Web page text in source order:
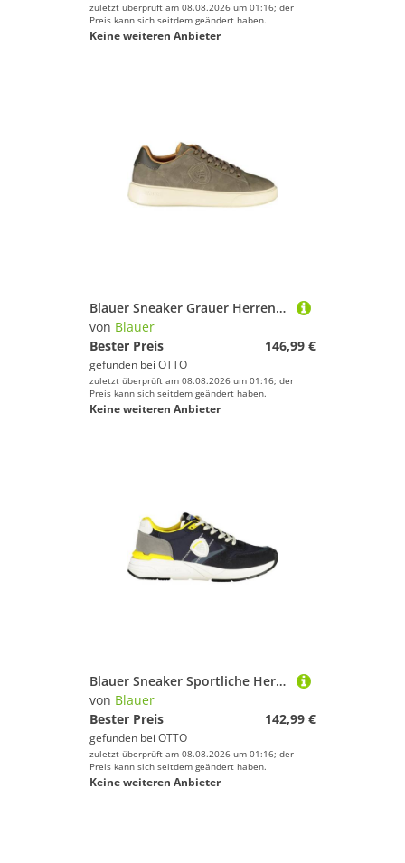
zuletzt überprüft am 08.08.2026 um 01:16; der
Preis kann sich seitdem geändert haben.
Keine weiteren Anbieter
Blauer Sneaker Grauer Herrensportschuh mit Schnürsenkeln und
von Blauer
Bester Preis
146,99 €
gefunden bei OTTO
zuletzt überprüft am 08.08.2026 um 01:16; der
Preis kann sich seitdem geändert haben.
Keine weiteren Anbieter
Blauer Sneaker Sportliche Herrenschuhe in Blau mit gelben Akzenten
von Blauer
Bester Preis
142,99 €
gefunden bei OTTO
zuletzt überprüft am 08.08.2026 um 01:16; der
Preis kann sich seitdem geändert haben.
Keine weiteren Anbieter